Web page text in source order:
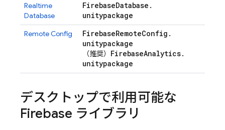
Realtime
Database
FirebaseDatabase .
unitypackage
Remote Config FirebaseRemoteConfig .
unitypackage
（推奨） FirebaseAnalytics.
unitypackage
デスクトップで利用可能な
Firebase ライブラリ